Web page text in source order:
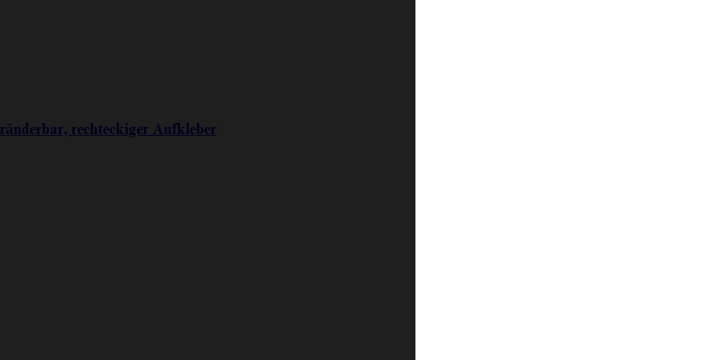
rechteckiger Aufkleber